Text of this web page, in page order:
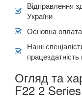
Відправлення
України
Основна
Наші
Огляд та
F22 2 Series